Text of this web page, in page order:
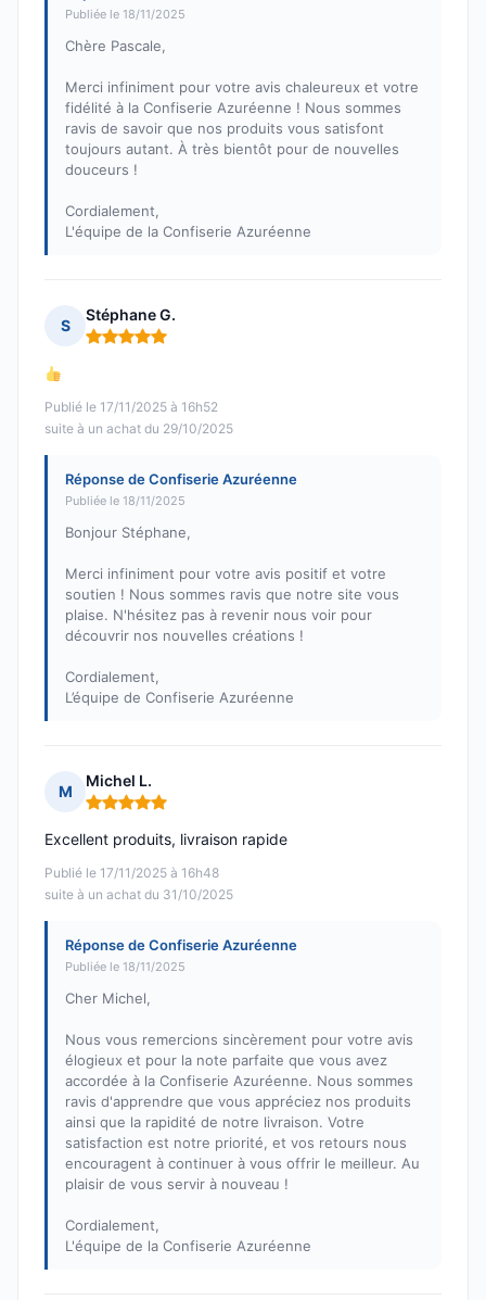
Publiée le 18/11/2025
Chère Pascale,
Merci infiniment pour votre avis chaleureux et votre
fidélité à la Confiserie Azuréenne ! Nous sommes
ravis de savoir que nos produits vous satisfont
toujours autant. À très bientôt pour de nouvelles
douceurs !
Cordialement,
L'équipe de la Confiserie Azuréenne
S
Stéphane G.
Note : 5 sur 5
Publié le 17/11/2025 à 16h52
suite à un achat du 29/10/2025
Réponse de Confiserie Azuréenne
Publiée le 18/11/2025
Bonjour Stéphane,
Merci infiniment pour votre avis positif et votre
soutien ! Nous sommes ravis que notre site vous
plaise. N'hésitez pas à revenir nous voir pour
découvrir nos nouvelles créations !
Cordialement,
L’équipe de Confiserie Azuréenne
M
Michel L.
Note : 5 sur 5
Publié le 17/11/2025 à 16h48
suite à un achat du 31/10/2025
Excellent produits, livraison rapide
Réponse de Confiserie Azuréenne
Publiée le 18/11/2025
Cher Michel,
Nous vous remercions sincèrement pour votre avis
élogieux et pour la note parfaite que vous avez
accordée à la Confiserie Azuréenne. Nous sommes
ravis d'apprendre que vous appréciez nos produits
ainsi que la rapidité de notre livraison. Votre
satisfaction est notre priorité, et vos retours nous
encouragent à continuer à vous offrir le meilleur. Au
plaisir de vous servir à nouveau !
Cordialement,
L'équipe de la Confiserie Azuréenne